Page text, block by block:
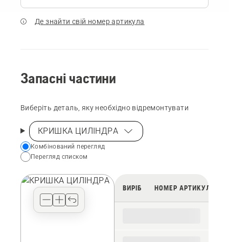
Де знайти свій номер артикула
Запасні частини
Виберіть деталь, яку необхідно відремонтувати
КРИШКА ЦИЛІНДРА
Choose
your
view
Комбінований перегляд
Перегляд списком
ВИРІБ НОМЕР АРТИКУЛУ